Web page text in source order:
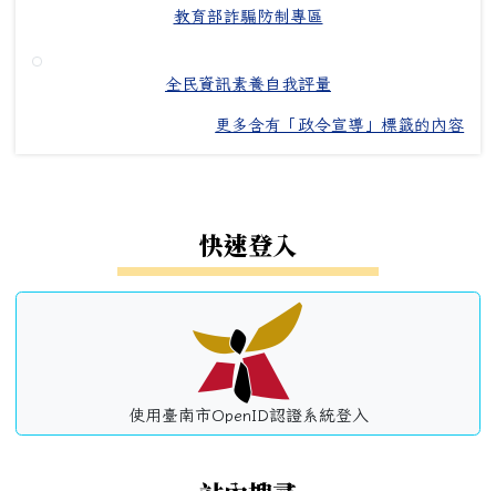
教育部詐騙防制專區
全民資訊素養自我評量
更多含有「政令宣導」標籤的內容
快速登入
使用臺南市OpenID認證系統登入